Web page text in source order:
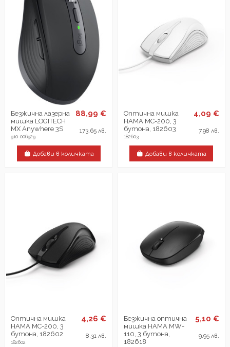
Безжична лазерна
мишка LOGITECH
MX Anywhere 3S
910-006929
88,99 €
173,65 лв.
Добави в количката
Оптична мишка
HAMA MC-200, 3
бутона, 182603
182603
4,09 €
7,98 лв.
Добави в количката
Оптична мишка
HAMA MC-200, 3
бутона, 182602
182602
4,26 €
8,31 лв.
Безжична оптична
мишка HAMA MW-
110, 3 бутона,
182618
5,10 €
9,95 лв.